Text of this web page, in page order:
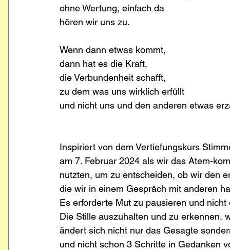
ohne Wertung, einfach da
hören wir uns zu.
Wenn dann etwas kommt,
dann hat es die Kraft,
die Verbundenheit schafft,
zu dem was uns wirklich erfüllt
und nicht uns und den anderen etwas
Inspiriert von dem Vertiefungskurs
am 7. Februar 2024 als wir das Atem-
nutzten, um zu entscheiden, ob wir den
die wir in einem Gespräch mit anderen
Es erforderte Mut zu pausieren und
Die Stille auszuhalten und zu erkennen,
ändert sich nicht nur das Gesagte
und nicht schon 3 Schritte in Gedanken